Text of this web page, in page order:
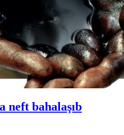
neft bahalaşıb